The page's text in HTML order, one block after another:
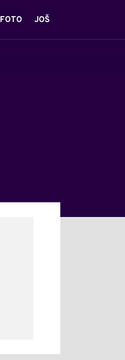
FOTO JOŠ